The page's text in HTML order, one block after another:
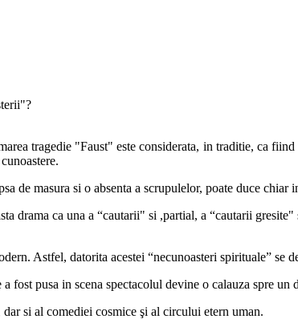
tragedie "Faust" este considerata, in traditie, ca
de masura si o absenta a scrupulelor, poate duce
drama ca una a “cautarii" si ,partial, a “cautarii
Astfel, datorita acestei “necunoasteri spirituale” se
fost pusa in scena spectacolul devine o calauza spre
si al comediei cosmice şi al circului etern uman.